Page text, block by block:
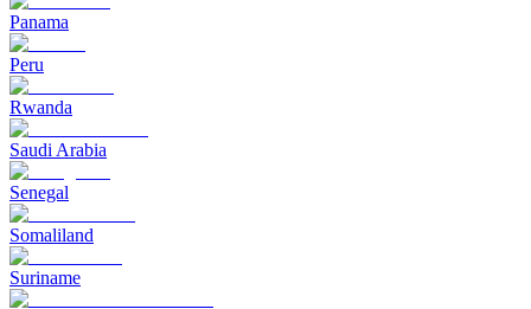
Panama
Peru
Rwanda
Saudi Arabia
Senegal
Somaliland
Suriname